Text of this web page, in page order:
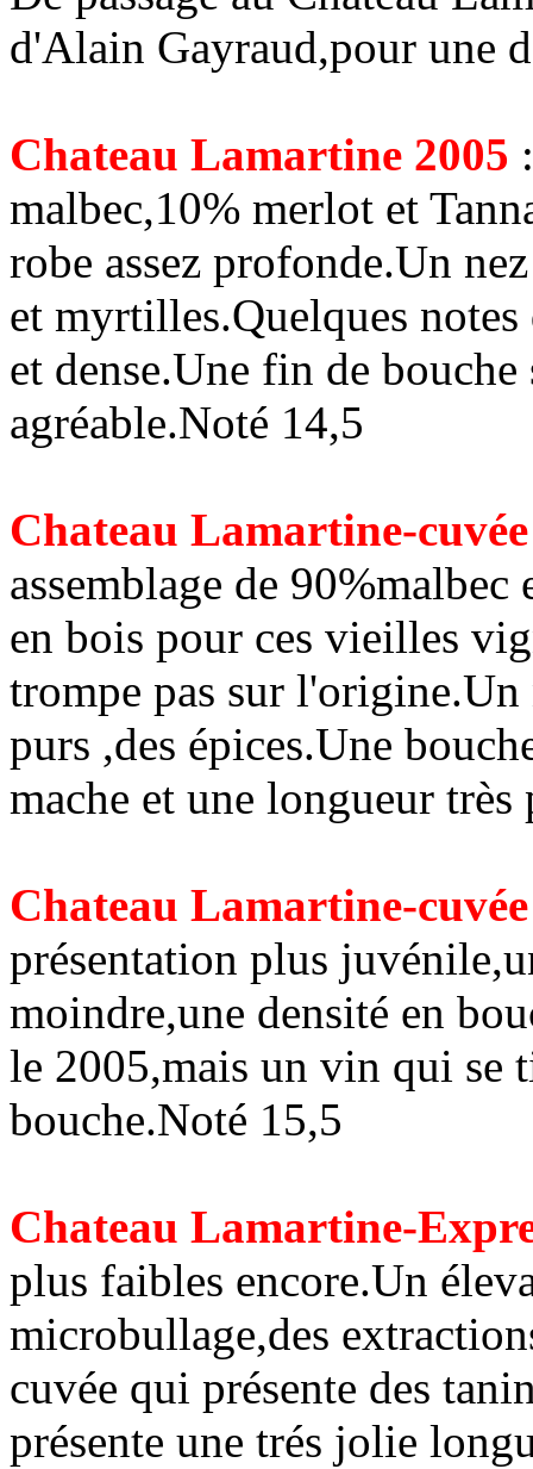
d'Alain Gayraud,pour une
Chateau Lamartine 2005
malbec,10% merlot et
robe assez profonde.Un
et myrtilles.Quelques
et dense.Une fin de
agréable.Noté 14,5
Chateau Lamartine-
assemblage de
en bois pour ces vieilles
trompe pas sur
purs ,des épices.Une
mache et une longueur très
Chateau Lamartine-
présentation plus
moindre,une densité en
le 2005,mais un vin qui se
bouche.Noté 15,5
Chateau Lamartine-
plus faibles encore.Un
microbullage,des
cuvée qui présente des
présente une trés jolie